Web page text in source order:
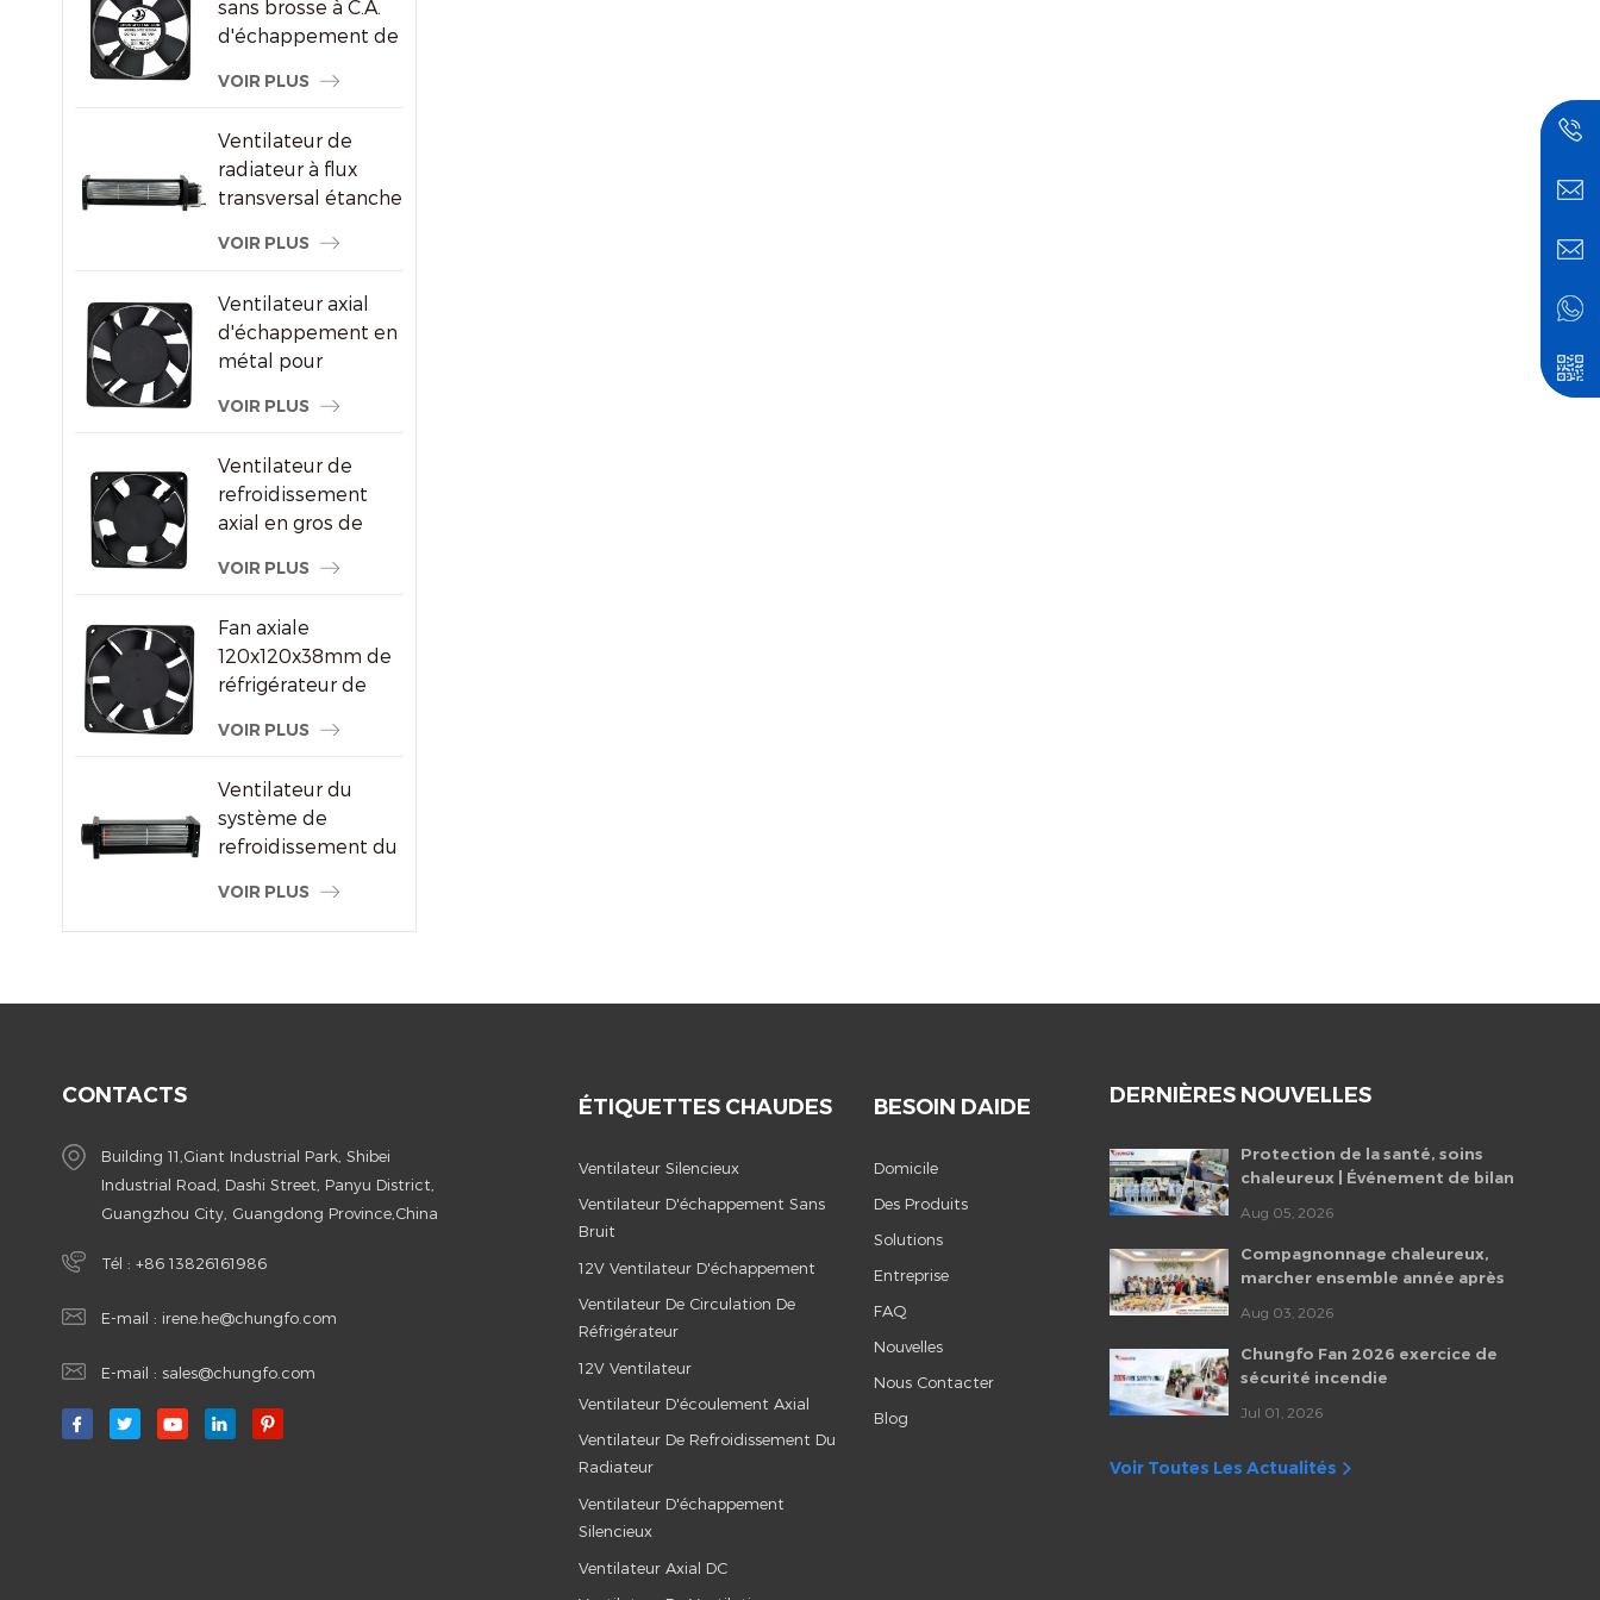
sans brosse à C.A.
d'échappement de
congélateur de
VOIR PLUS
Ventilateur de
radiateur à flux
transversal étanche
publicitaires
VOIR PLUS
Ventilateur axial
d'échappement en
métal pour
l'armoire à vin
VOIR PLUS
Ventilateur de
refroidissement
axial en gros de
courant alternatif
de machine à
souder
VOIR PLUS
Fan axiale
120x120x38mm de
réfrigérateur de
de haute
VOIR PLUS
Ventilateur du
système de
refroidissement du
transversal du
moteur électrique
VOIR PLUS
CONTACTS
Building 11,Giant Industrial Park, Shibei
Industrial Road, Dashi Street, Panyu District,
Guangzhou City, Guangdong Province,China
Tél : +86 13826161986
E-mail : irene.he@chungfo.com
E-mail : sales@chungfo.com
ÉTIQUETTES CHAUDES
Ventilateur Silencieux
Ventilateur D'échappement Sans
Bruit
12V Ventilateur D'échappement
Ventilateur De Circulation De
Réfrigérateur
12V Ventilateur
Ventilateur D'écoulement Axial
Ventilateur De Refroidissement Du
Radiateur
Ventilateur D'échappement
Silencieux
Ventilateur Axial DC
BESOIN DAIDE
Domicile
Des Produits
Solutions
Entreprise
FAQ
Nouvelles
Nous Contacter
Blog
DERNIÈRES NOUVELLES
Protection de la santé, soins
chaleureux | Événement de bilan
Chungfo Fan 2026
Aug 05, 2026
Compagnonnage chaleureux,
marcher ensemble année après
mensuelle des employés de
Chungfo Fan
Aug 03, 2026
Chungfo Fan 2026 exercice de
sécurité incendie
Jul 01, 2026
Voir Toutes Les Actualités